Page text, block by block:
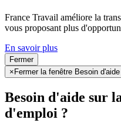
France Travail améliore la
vous proposant plus
En savoir plus
Fermer
× Fermer la fenêtre Besoin
Besoin d'aide sur
d'emploi ?